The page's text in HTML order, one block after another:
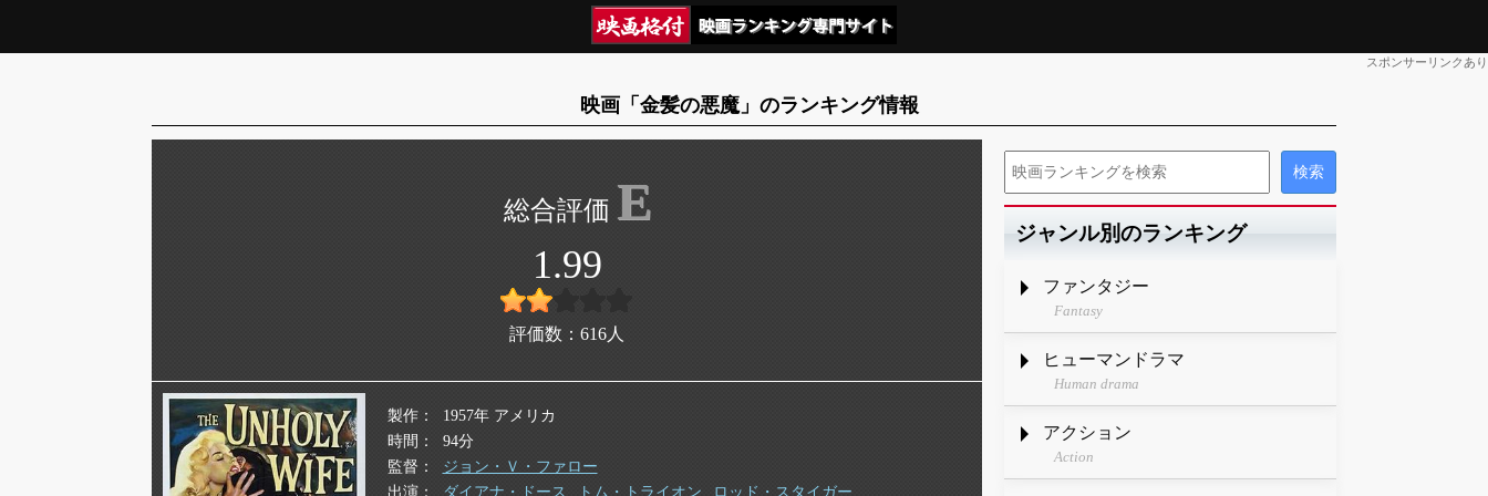
スポンサーリンクあり
映画「金髪の悪魔」のランキング情報
E
1.99
評価数： 616 人
製作
1957年 アメリカ
時間
94分
監督
ジョン・Ｖ・ファロー
出演
ダイアナ・ドース トム・トライオン
ロッド・スタイガー
ジャンル別のランキング
ファンタジー
Fantasy
ヒューマンドラマ
Human drama
アクション
Action